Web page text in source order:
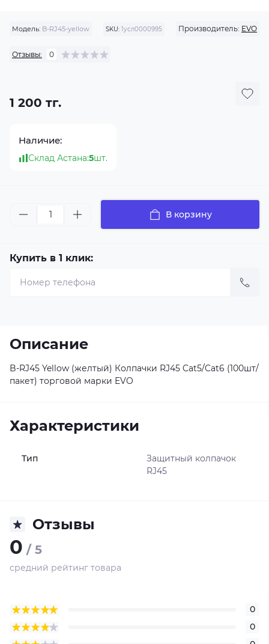
Модель: B-RJ45-yellow SKU: 1усл0000995 Производитель: EVO
Отзывы: 0
1 200 тг.
Наличие:
Склад Астана:5шт.
В корзину
Купить в 1 клик:
Описание
B-RJ45 Yellow (желтый) Колпачки RJ45 Cat5/Cat6 (100шт/
пакет) торговой марки EVO
Характеристики
Тип
Защитный колпачок
RJ45
Отзывы
0 / 5
средний рейтинг товара
0
0